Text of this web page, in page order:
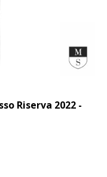
Riserva 2022 -